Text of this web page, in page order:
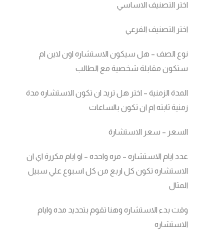
اختر التصنيف الاساسي
اختر التصنيف الفرعي
نوع الصف – هل سيكون الاستشاره اون لاين ام
ستكون مقابلة شخصية مع الطالب
المدة الزمنية – اختر هل تريد ان تكون الاستشاره مدة
زمنية ثابته ام ان تكون بالساعات
السعر – سعر الاستشارة
عدد ايام الاستشاره – مره واحده – او ايام مكررة اي ان
الاستشاره تكون كل اربع من كل اسبوع علي سبيل
المثال
وقت بدء الاستشاره وهنا تقوم بتحديد مده وايام
الاستشاره